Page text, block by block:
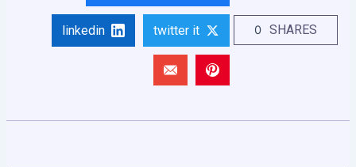
0 SHARES
twitter it
linkedin